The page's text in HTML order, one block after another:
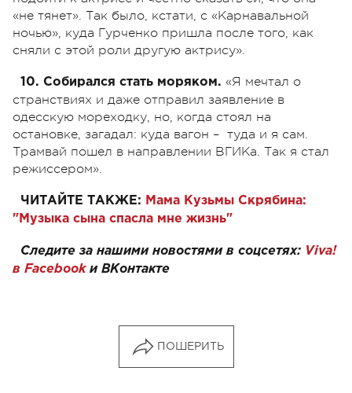
«не тянет». Так было, кстати, с «Карнавальной
ночью», куда Гурченко пришла после того, как
сняли с этой роли другую актрису».
10. Собирался стать моряком. «Я мечтал о
странствиях и даже отправил заявление в
одесскую мореходку, но, когда стоял на
остановке, загадал: куда вагон – туда и я сам.
Трамвай пошел в направлении ВГИКа. Так я стал
режиссером».
ЧИТАЙТЕ ТАКЖЕ: Мама Кузьмы Скрябина:
"Музыка сына спасла мне жизнь"
Следите за нашими новостями в соцсетях: Viva!
в Facebookи ВКонтакте
ПОШЕРИТЬ